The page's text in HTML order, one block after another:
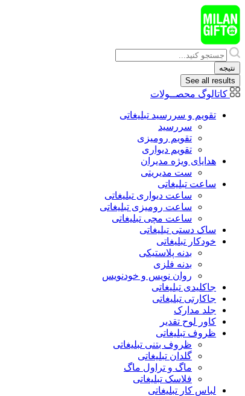
پرش
به
محتوا
Search
...
نتیجه
See all results
کاتالوگ محصــولات
تقویم و سررسید تبلیغاتی
سررسید
تقویم رومیزی
تقویم دیواری
هدایای ويژه مدیران
ست مدیریتی
ساعت تبلیغاتی
ساعت دیواری تبلیغاتی
ساعت رومیزی تبلیغاتی
ساعت مچی تبلیغاتی
ساک دستی تبلیغاتی
خودکار تبلیغاتی
بدنه پلاستیکی
بدنه فلزی
روان نویس و خودنویس
جاکلیدی تبلیغاتی
جاکارتی تبلیغاتی
جلد مدارک
کاور لوح تقدیر
ظروف تبلیغاتی
ظروف بتنی تبلیغاتی
گلدان تبلیغاتی
ماگ و تراول ماگ
فلاسک تبلیغاتی
لباس کار تبلیغاتی